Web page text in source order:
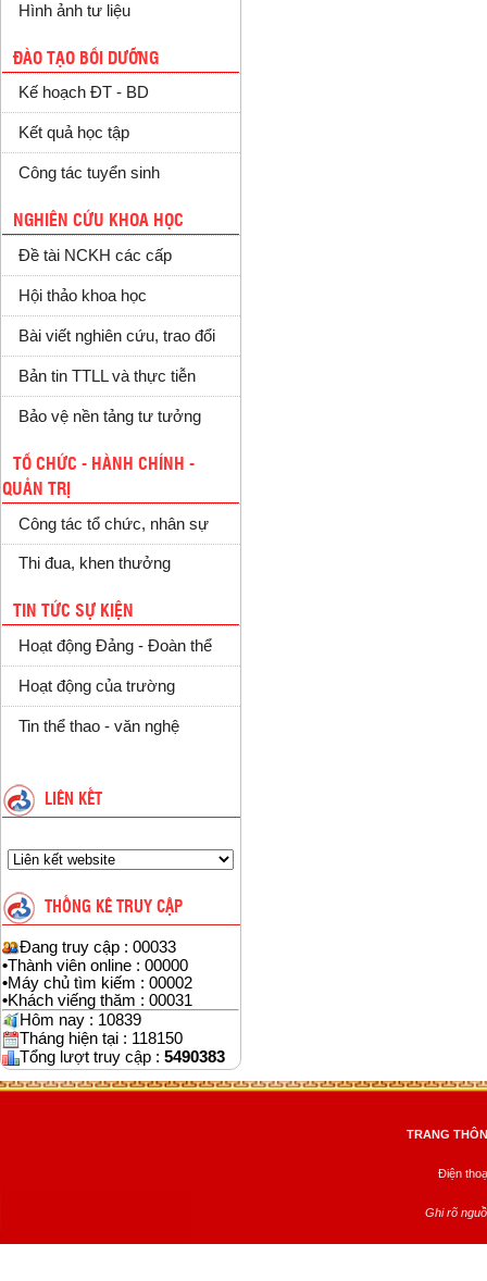
Hình ảnh tư liệu
ĐÀO TẠO BỒI DƯỠNG
Kế hoạch ĐT - BD
Kết quả học tập
Công tác tuyển sinh
NGHIÊN CỨU KHOA HỌC
Đề tài NCKH các cấp
Hội thảo khoa học
Bài viết nghiên cứu, trao đổi
Bản tin TTLL và thực tiễn
Bảo vệ nền tảng tư tưởng
TỔ CHỨC - HÀNH CHÍNH -
QUẢN TRỊ
Công tác tổ chức, nhân sự
Thi đua, khen thưởng
TIN TỨC SỰ KIỆN
Hoạt động Đảng - Đoàn thể
Hoạt động của trường
Tin thể thao - văn nghệ
LIÊN KẾT
THỐNG KÊ TRUY CẬP
Đang truy cập : 00033
•Thành viên online : 00000
•Máy chủ tìm kiếm : 00002
•Khách viếng thăm : 00031
Hôm nay : 10839
Tháng hiện tại : 118150
Tổng lượt truy cập : 5490383
TRANG
Điện
Ghi rõ